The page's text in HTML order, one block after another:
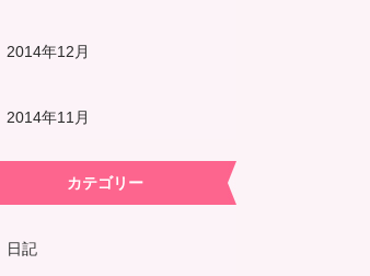
2014年12月
2014年11月
カテゴリー
日記